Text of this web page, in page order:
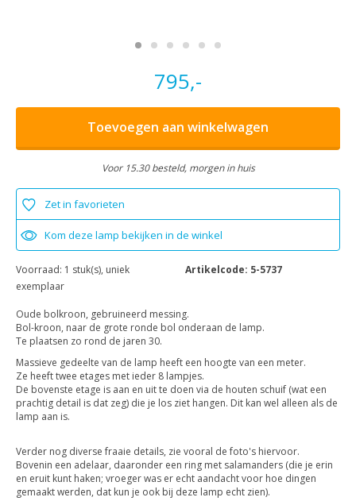
795,-
Toevoegen aan winkelwagen
Voor 15.30 besteld, morgen in huis
Zet in favorieten
Kom deze lamp bekijken in de winkel
Voorraad: 1 stuk(s), uniek
exemplaar
Artikelcode: 5-5737
Oude bolkroon, gebruineerd messing.
Bol-kroon, naar de grote ronde bol onderaan de lamp.
Te plaatsen zo rond de jaren 30.
Massieve gedeelte van de lamp heeft een hoogte van een meter.
Ze heeft twee etages met ieder 8 lampjes.
De bovenste etage is aan en uit te doen via de houten schuif (wat een
prachtig detail is dat zeg) die je los ziet hangen. Dit kan wel alleen als de
lamp aan is.
Verder nog diverse fraaie details, zie vooral de foto's hiervoor.
Bovenin een adelaar, daaronder een ring met salamanders (die je erin
en eruit kunt haken; vroeger was er echt aandacht voor hoe dingen
gemaakt werden, dat kun je ook bij deze lamp echt zien).